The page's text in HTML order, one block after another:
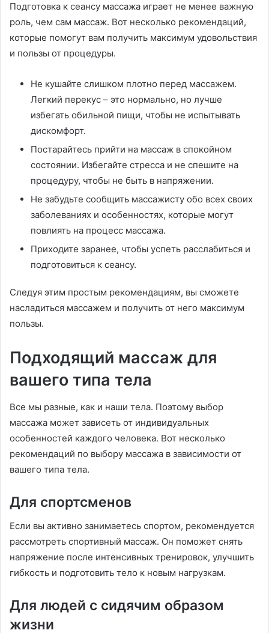
Подготовка к сеансу массажа играет не менее важную
роль, чем сам массаж. Вот несколько рекомендаций,
которые помогут вам получить максимум удовольствия
и пользы от процедуры.
Не кушайте слишком плотно перед массажем.
Легкий перекус – это нормально, но лучше
избегать обильной пищи, чтобы не испытывать
дискомфорт.
Постарайтесь прийти на массаж в спокойном
состоянии. Избегайте стресса и не спешите на
процедуру, чтобы не быть в напряжении.
Не забудьте сообщить массажисту обо всех своих
заболеваниях и особенностях, которые могут
повлиять на процесс массажа.
Приходите заранее, чтобы успеть расслабиться и
подготовиться к сеансу.
Следуя этим простым рекомендациям, вы сможете
насладиться массажем и получить от него максимум
пользы.
Подходящий массаж для
вашего типа тела
Все мы разные, как и наши тела. Поэтому выбор
массажа может зависеть от индивидуальных
особенностей каждого человека. Вот несколько
рекомендаций по выбору массажа в зависимости от
вашего типа тела.
Для спортсменов
Если вы активно занимаетесь спортом, рекомендуется
рассмотреть спортивный массаж. Он поможет снять
напряжение после интенсивных тренировок, улучшить
гибкость и подготовить тело к новым нагрузкам.
Для людей с сидячим образом
жизни